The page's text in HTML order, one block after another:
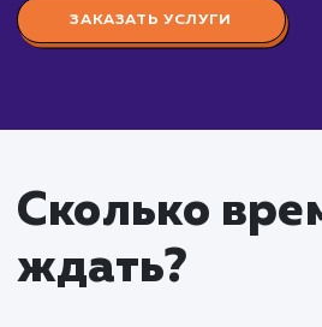
отзывов и упоминаний,
отзывами, продвижение
сложность работ,
конкуренции оказывают
окончательную цену. Чем